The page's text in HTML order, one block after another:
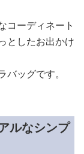
コーディネート
としたお出かけ
ッグです。
ルなシンプ